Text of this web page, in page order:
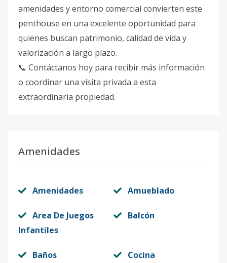
amenidades y entorno comercial convierten este
penthouse en una excelente oportunidad para
quienes buscan patrimonio, calidad de vida y
valorización a largo plazo.
📞 Contáctanos hoy para recibir más información
o coordinar una visita privada a esta
extraordinaria propiedad.
Amenidades
Amenidades Amueblado
Area De Juegos
Infantiles
Balcón
Baños Cocina